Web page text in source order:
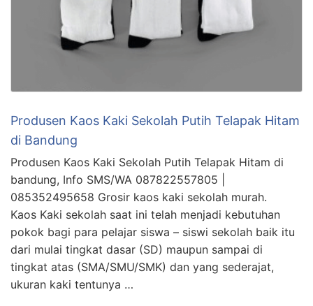
Produsen Kaos Kaki Sekolah Putih Telapak Hitam
di Bandung
Produsen Kaos Kaki Sekolah Putih Telapak Hitam di
bandung, Info SMS/WA 087822557805 |
085352495658 Grosir kaos kaki sekolah murah.
Kaos Kaki sekolah saat ini telah menjadi kebutuhan
pokok bagi para pelajar siswa – siswi sekolah baik itu
dari mulai tingkat dasar (SD) maupun sampai di
tingkat atas (SMA/SMU/SMK) dan yang sederajat,
ukuran kaki tentunya …